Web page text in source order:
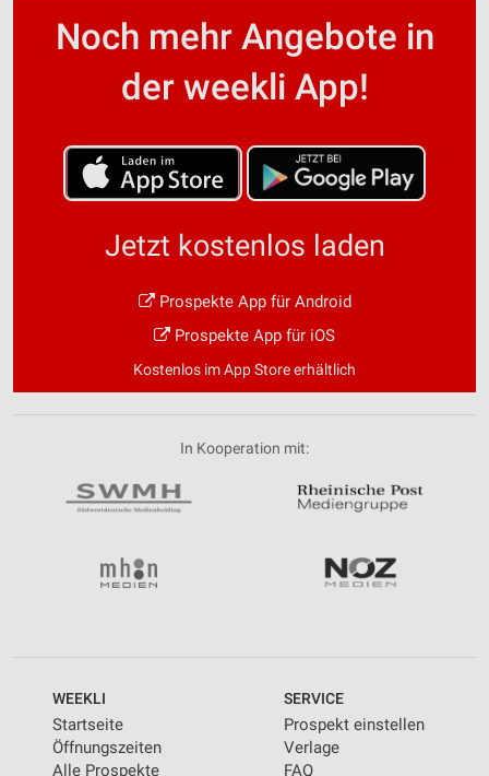
Noch mehr Angebote in
der weekli App!
Jetzt kostenlos laden
Prospekte App für Android
Prospekte App für iOS
Kostenlos im App Store erhältlich
In Kooperation mit:
WEEKLI
Startseite
Öffnungszeiten
Alle Prospekte
SERVICE
Prospekt einstellen
Verlage
FAQ